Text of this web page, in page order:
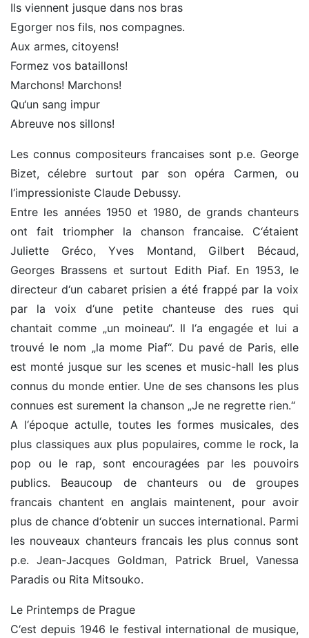
Ils viennent jusque dans nos bras
Egorger nos fils, nos compagnes.
Aux armes, citoyens!
Formez vos bataillons!
Marchons! Marchons!
Qu‘un sang impur
Abreuve nos sillons!
Les connus compositeurs francaises sont p.e. George
Bizet, célebre surtout par son opéra Carmen, ou
l‘impressioniste Claude Debussy.
Entre les années 1950 et 1980, de grands chanteurs
ont fait triompher la chanson francaise. C‘étaient
Juliette Gréco, Yves Montand, Gilbert Bécaud,
Georges Brassens et surtout Edith Piaf. En 1953, le
directeur d‘un cabaret prisien a été frappé par la voix
par la voix d‘une petite chanteuse des rues qui
chantait comme „un moineau“. Il l‘a engagée et lui a
trouvé le nom „la mome Piaf“. Du pavé de Paris, elle
est monté jusque sur les scenes et music-hall les plus
connus du monde entier. Une de ses chansons les plus
connues est surement la chanson „Je ne regrette rien.“
A l‘époque actulle, toutes les formes musicales, des
plus classiques aux plus populaires, comme le rock, la
pop ou le rap, sont encouragées par les pouvoirs
publics. Beaucoup de chanteurs ou de groupes
francais chantent en anglais maintenent, pour avoir
plus de chance d‘obtenir un succes international. Parmi
les nouveaux chanteurs francais les plus connus sont
p.e. Jean-Jacques Goldman, Patrick Bruel, Vanessa
Paradis ou Rita Mitsouko.
Le Printemps de Prague
C‘est depuis 1946 le festival international de musique,